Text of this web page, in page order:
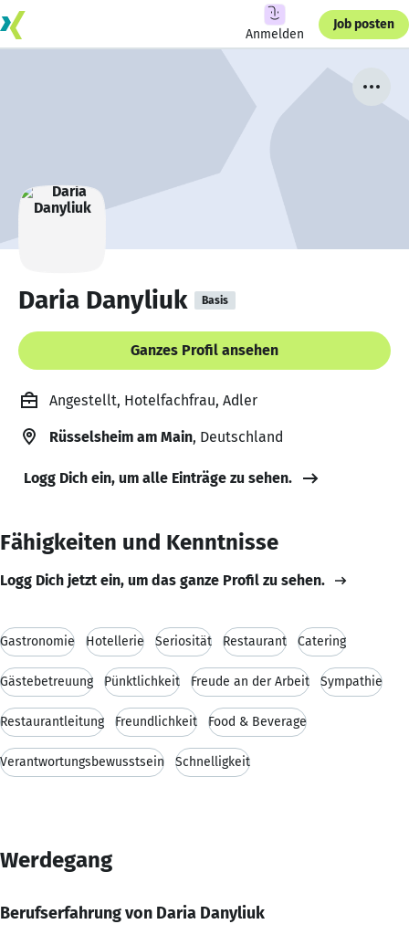
Anmelden
Job posten
Daria Danyliuk Basis
Ganzes Profil ansehen
Angestellt, Hotelfachfrau, Adler
Rüsselsheim am Main, Deutschland
Logg Dich ein, um alle Einträge zu sehen.
Fähigkeiten und Kenntnisse
Logg Dich jetzt ein, um das ganze Profil zu sehen.
Gastronomie Hotellerie Seriosität Restaurant Catering
Gästebetreuung Pünktlichkeit Freude an der Arbeit Sympathie
Restaurantleitung Freundlichkeit Food & Beverage
Verantwortungsbewusstsein Schnelligkeit
Werdegang
Berufserfahrung von Daria Danyliuk